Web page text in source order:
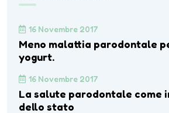
16 Novembre 2017
Meno malattia parodontale
yogurt.
16 Novembre 2017
La salute parodontale come
dello stato